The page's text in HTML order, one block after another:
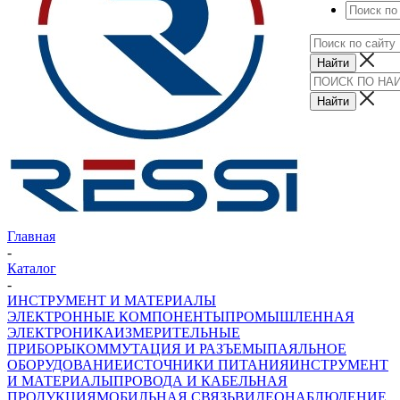
Главная
-
Каталог
-
ИНСТРУМЕНТ И МАТЕРИАЛЫ
ЭЛЕКТРОННЫЕ КОМПОНЕНТЫПРОМЫШЛЕННАЯ
ЭЛЕКТРОНИКАИЗМЕРИТЕЛЬНЫЕ
ПРИБОРЫКОММУТАЦИЯ И РАЗЪЕМЫПАЯЛЬНОЕ
ОБОРУДОВАНИЕИСТОЧНИКИ ПИТАНИЯИНСТРУМЕНТ
И МАТЕРИАЛЫПРОВОДА И КАБЕЛЬНАЯ
ПРОДУКЦИЯМОБИЛЬНАЯ СВЯЗЬВИДЕОНАБЛЮДЕНИЕ